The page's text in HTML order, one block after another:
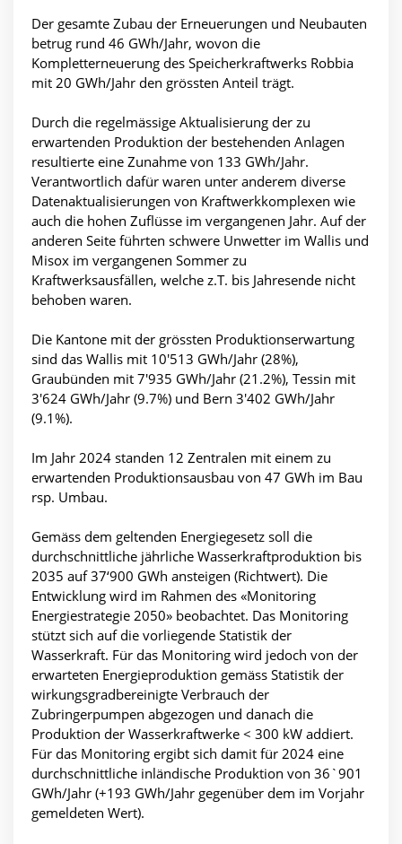
Der gesamte Zubau der Erneuerungen und Neubauten
betrug rund 46 GWh/Jahr, wovon die
Kompletterneuerung des Speicherkraftwerks Robbia
mit 20 GWh/Jahr den grössten Anteil trägt.
Durch die regelmässige Aktualisierung der zu
erwartenden Produktion der bestehenden Anlagen
resultierte eine Zunahme von 133 GWh/Jahr.
Verantwortlich dafür waren unter anderem diverse
Datenaktualisierungen von Kraftwerkkomplexen wie
auch die hohen Zuflüsse im vergangenen Jahr. Auf der
anderen Seite führten schwere Unwetter im Wallis und
Misox im vergangenen Sommer zu
Kraftwerksausfällen, welche z.T. bis Jahresende nicht
behoben waren.
Die Kantone mit der grössten Produktionserwartung
sind das Wallis mit 10'513 GWh/Jahr (28%),
Graubünden mit 7'935 GWh/Jahr (21.2%), Tessin mit
3'624 GWh/Jahr (9.7%) und Bern 3'402 GWh/Jahr
(9.1%).
Im Jahr 2024 standen 12 Zentralen mit einem zu
erwartenden Produktionsausbau von 47 GWh im Bau
rsp. Umbau.
Gemäss dem geltenden Energiegesetz soll die
durchschnittliche jährliche Wasserkraftproduktion bis
2035 auf 37‘900 GWh ansteigen (Richtwert). Die
Entwicklung wird im Rahmen des «Monitoring
Energiestrategie 2050» beobachtet. Das Monitoring
stützt sich auf die vorliegende Statistik der
Wasserkraft. Für das Monitoring wird jedoch von der
erwarteten Energieproduktion gemäss Statistik der
wirkungsgradbereinigte Verbrauch der
Zubringerpumpen abgezogen und danach die
Produktion der Wasserkraftwerke < 300 kW addiert.
Für das Monitoring ergibt sich damit für 2024 eine
durchschnittliche inländische Produktion von 36`901
GWh/Jahr (+193 GWh/Jahr gegenüber dem im Vorjahr
gemeldeten Wert).